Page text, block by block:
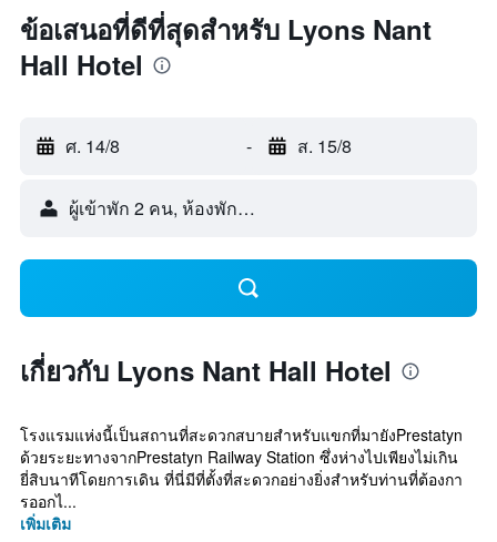
ข้อเสนอที่ดีที่สุดสำหรับ Lyons Nant
Hall Hotel
ศ. 14/8 - ส. 15/8
ผู้เข้าพัก 2 คน, ห้องพัก 1 ห้อง
เกี่ยวกับ Lyons Nant Hall Hotel
โรงแรมแห่งนี้เป็นสถานที่สะดวกสบายสำหรับแขกที่มายังPrestatyn
ด้วยระยะทางจากPrestatyn Railway Station ซึ่งห่างไปเพียงไม่เกิน
ยี่สิบนาทีโดยการเดิน ที่นี่มีที่ตั้งที่สะดวกอย่างยิ่งสำหรับท่านที่ต้องกา
รออกไ...
เพิ่มเติม